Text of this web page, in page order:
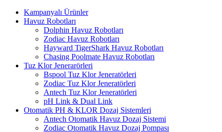
Kampanyalı Ürünler
Havuz Robotları
Dolphin Havuz Robotları
Zodiac Havuz Robotları
Hayward TigerShark Havuz Robotları
Chasing Poolmate Havuz Robotları
Tuz Klor Jenerarörleri
Bspool Tuz Klor Jeneratörleri
Zodiac Tuz Klor Jeneratörleri
Antech Tuz Klor Jeneratörleri
pH Link & Dual Link
Otomatik PH & KLOR Dozaj Sistemleri
Antech Otomatik Havuz Dozaj Sistemi
Zodiac Otomatik Havuz Dozaj Pompası